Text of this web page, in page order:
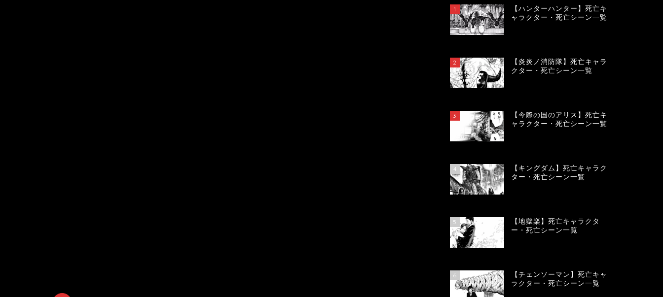
1
【ハンターハンター】死亡キ
ャラクター・死亡シーン一覧
2
【炎炎ノ消防隊】死亡キャラ
クター・死亡シーン一覧
3
【今際の国のアリス】死亡キ
ャラクター・死亡シーン一覧
4
【キングダム】死亡キャラク
ター・死亡シーン一覧
5
【地獄楽】死亡キャラクタ
ー・死亡シーン一覧
6
【チェンソーマン】死亡キャ
ラクター・死亡シーン一覧